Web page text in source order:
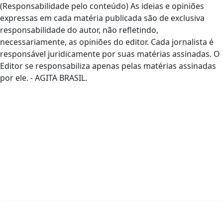
(Responsabilidade pelo conteúdo) As ideias e opiniões
expressas em cada matéria publicada são de exclusiva
responsabilidade do autor, não refletindo,
necessariamente, as opiniões do editor. Cada jornalista é
responsável juridicamente por suas matérias assinadas. O
Editor se responsabiliza apenas pelas matérias assinadas
por ele. - AGITA BRASIL.